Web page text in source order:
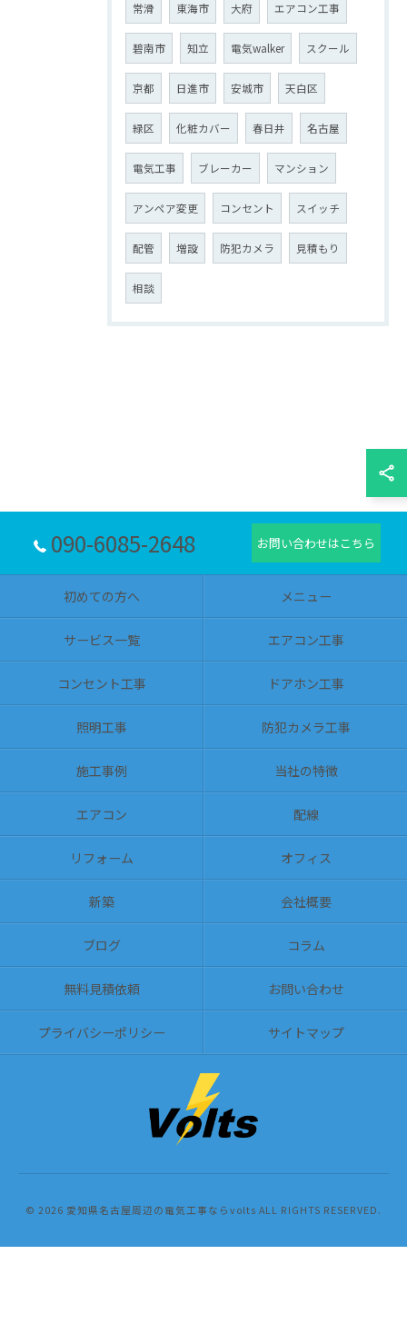
常滑 東海市 大府 エアコン工事
碧南市 知立 電気walker スクール
京都 日進市 安城市 天白区
緑区 化粧カバー 春日井 名古屋
電気工事 ブレーカー マンション
アンペア変更 コンセント スイッチ
配管 増設 防犯カメラ 見積もり
相談
090-6085-2648 お問い合わせはこちら
初めての方へ メニュー
サービス一覧 エアコン工事
コンセント工事 ドアホン工事
照明工事 防犯カメラ工事
施工事例 当社の特徴
エアコン 配線
リフォーム オフィス
新築 会社概要
ブログ コラム
無料見積依頼 お問い合わせ
プライバシーポリシー サイトマップ
© 2026 愛知県名古屋周辺の電気工事ならvolts ALL RIGHTS RESERVED.